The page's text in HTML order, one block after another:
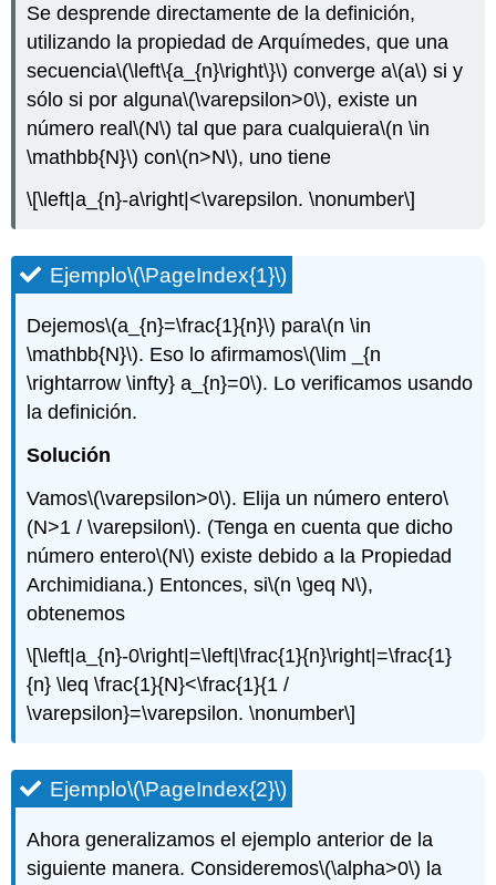
Se desprende directamente de la definición,
utilizando la propiedad de Arquímedes, que una
secuencia\(\left\{a_{n}\right\}\) converge a\(a\) si y
sólo si por alguna\(\varepsilon>0\), existe un
número real\(N\) tal que para cualquiera\(n \in
\mathbb{N}\) con\(n>N\), uno tiene
\[\left|a_{n}-a\right|<\varepsilon. \nonumber\]
Ejemplo\(\PageIndex{1}\)
Dejemos\(a_{n}=\frac{1}{n}\) para\(n \in
\mathbb{N}\). Eso lo afirmamos\(\lim _{n
\rightarrow \infty} a_{n}=0\). Lo verificamos usando
la definición.
Solución
Vamos\(\varepsilon>0\). Elija un número entero\
(N>1 / \varepsilon\). (Tenga en cuenta que dicho
número entero\(N\) existe debido a la Propiedad
Archimidiana.) Entonces, si\(n \geq N\),
obtenemos
\[\left|a_{n}-0\right|=\left|\frac{1}{n}\right|=\frac{1}
{n} \leq \frac{1}{N}<\frac{1}{1 /
\varepsilon}=\varepsilon. \nonumber\]
Ejemplo\(\PageIndex{2}\)
Ahora generalizamos el ejemplo anterior de la
siguiente manera. Consideremos\(\alpha>0\) la